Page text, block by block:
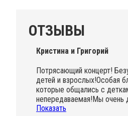
ОТЗЫВЫ
Кристина и Григорий
Потрясающий концерт!
детей и взрослых!Особая
которые общались с
непередаваемая!Мы
концертов!
Показать